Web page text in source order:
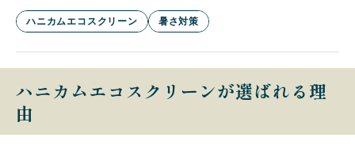
ハニカムエコスクリーン 暑さ対策
ハニカムエコスクリーンが選ばれる理
由
購入をご検討の方
サポート